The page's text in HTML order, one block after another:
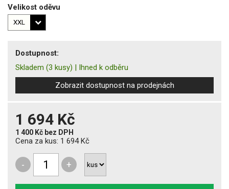
Velikost oděvu
Dostupnost:
Skladem (3 kusy) | Ihned k odběru
Zobrazit dostupnost na prodejnách
1 694 Kč
1 400 Kč bez DPH
Cena za kus: 1 694 Kč
- +